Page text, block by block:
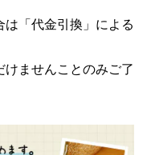
「代金引換」による
ませんことのみご了